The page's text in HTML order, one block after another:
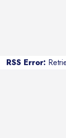
RSS Error: